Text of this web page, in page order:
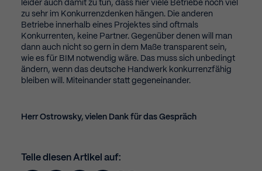
leider auch damit zu tun, dass hier viele Betriebe noch viel
zu sehr im Konkurrenzdenken hängen. Die anderen
Betriebe innerhalb eines Projektes sind oftmals
Konkurrenten, keine Partner. Gegenüber denen will man
dann auch nicht so gern in dem Maße transparent sein,
wie es für BIM notwendig wäre. Das muss sich unbedingt
ändern, wenn das deutsche Handwerk konkurrenzfähig
bleiben will. Miteinander statt gegeneinander.
Herr Ostrowsky, vielen Dank für das Gespräch
Teile diesen Artikel auf: